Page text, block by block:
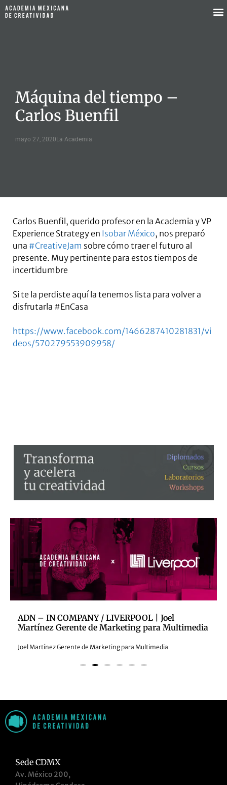
Máquina del tiempo –
Carlos Buenfil
mayo 27, 2020 La Academia
Carlos Buenfil, querido profesor en la Academia y VP
Experience Strategy en Isobar México, nos preparó
una #CreativeJam sobre cómo traer el futuro al
presente. Muy pertinente para estos tiempos de
incertidumbre
Si te la perdiste aquí la tenemos lista para volver a
disfrutarla #EnCasa
https://www.facebook.com/1466287410281831/vi
deos/570279553909958/
ADN – IN COMPANY / LIVERPOOL | Joel
Martínez Gerente de Marketing para Multimedia
Joel Martínez Gerente de Marketing para Multimedia
Sede CDMX
Av. México 200,